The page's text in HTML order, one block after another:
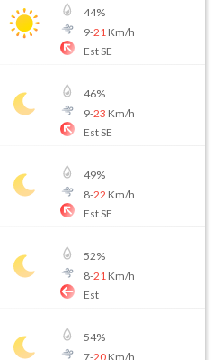
44%
9-21 Km/h
Est SE
46%
9-23 Km/h
Est SE
49%
8-22 Km/h
Est SE
52%
8-21 Km/h
Est
54%
7-20Km/h